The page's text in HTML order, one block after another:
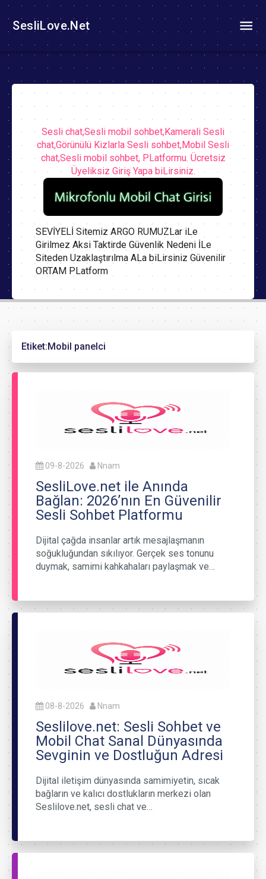
SesliLove.Net
Sesli chat,Sesli mobil sohbet,Kamerali Sesli
chat,Görünülü Kizlarla Sesli sohbet,Mobil Sesli
chat,Sesli mobil sohbet, PLatformu. Ücretsiz
Üyeliksiz Giriş Yapa biLirsiniz.
SEVİYELİ Sitemiz ARGO RUMUZLar iLe
Girilmez Aksi Taktirde Güvenlik Nedeni İLe
Siteden Uzaklaştırılma ALa biLirsiniz Güvenilir
ORTAM PLatform
Etiket:Mobil panelci
09-8-2026 Nnam
SesliLove.net ile Anında
Bağlan: 2026’nın En Güvenilir
Sesli Sohbet Platformu
Dijital çağda insanlar artık mesajlaşmanın
soğukluğundan sıkılıyor. Gerçek ses tonunu
duymak, samimi kahkahaları paylaşmak ve…
08-8-2026 Nnam
Seslilove.net: Sesli Sohbet ve
Mobil Chat Sanal Dünyasında
Sevginin ve Dostluğun Adresi
Dijital iletişim dünyasında samimiyetin, sıcak
bağların ve kalıcı dostlukların merkezi olan
Seslilove.net, sesli chat ve…